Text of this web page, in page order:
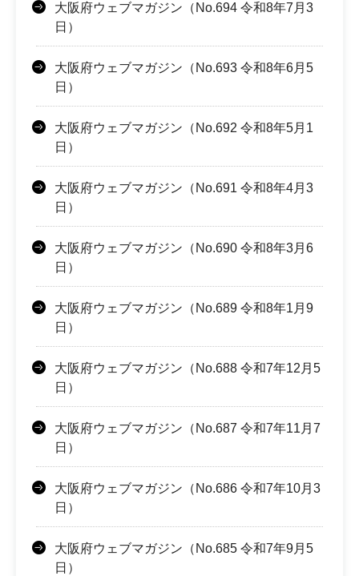
大阪府ウェブマガジン（No.694 令和8年7月3
日）
大阪府ウェブマガジン（No.693 令和8年6月5
日）
大阪府ウェブマガジン（No.692 令和8年5月1
日）
大阪府ウェブマガジン（No.691 令和8年4月3
日）
大阪府ウェブマガジン（No.690 令和8年3月6
日）
大阪府ウェブマガジン（No.689 令和8年1月9
日）
大阪府ウェブマガジン（No.688 令和7年12月5
日）
大阪府ウェブマガジン（No.687 令和7年11月7
日）
大阪府ウェブマガジン（No.686 令和7年10月3
日）
大阪府ウェブマガジン（No.685 令和7年9月5
日）